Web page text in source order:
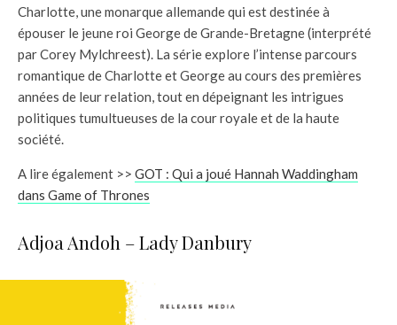
Charlotte, une monarque allemande qui est destinée à
épouser le jeune roi George de Grande-Bretagne (interprété
par Corey Mylchreest). La série explore l’intense parcours
romantique de Charlotte et George au cours des premières
années de leur relation, tout en dépeignant les intrigues
politiques tumultueuses de la cour royale et de la haute
société.
A lire également >> GOT : Qui a joué Hannah Waddingham
dans Game of Thrones
Adjoa Andoh – Lady Danbury